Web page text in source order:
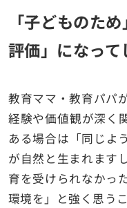
「子どものた
評価」になって
教育ママ・教育パパ
経験や価値観が深く
ある場合は「同じよ
が自然と生まれます
育を受けられなかっ
環境を」と強く思う